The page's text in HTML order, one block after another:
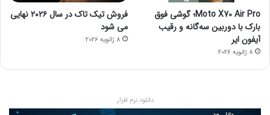
Moto X70 Air Pro؛ گوشی فوق
بارک با دوربین سه‌گانه و رقیب
آیفون ایر
8 ژانویه 2026
فروش تیک تاک در سال ۲۰۲۶ نهایی
می شود
8 ژانویه 2026
دانلود نرم افزار